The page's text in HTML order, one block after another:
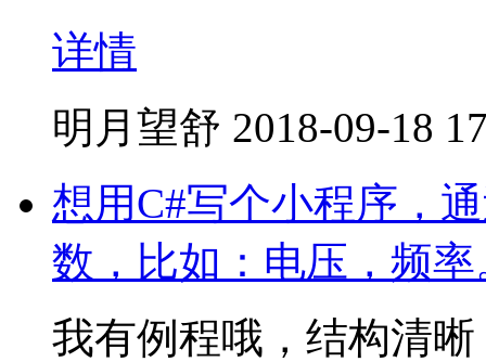
详情
明月望舒 2018-09-18
想用C#写个小程序，
数，比如：电压，频
我有例程哦，结构清